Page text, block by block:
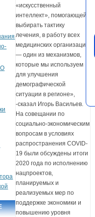
«искусственный
интеллект», помогающей
выбирать тактику
лечения, в работу всех
медицинских организаций
— один из механизмов,
которые мы используем
для улучшения
демографической
ситуации в регионе»,
-сказал Игорь Васильев.
На совещании по
социально-экономическим
вопросам в условиях
распространения COVID-
19 были обсуждены итоги
2020 года по исполнению
нацпроектов,
планируемых и
реализуемых мер по
поддержке экономики и
повышению уровня